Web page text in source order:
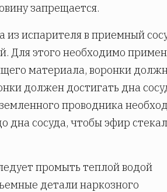
запрещается.
из испарителя в приемный
Для этого необходимо
материала, воронки
должен достигать дна
проводника
дна сосуда, чтобы эфир
промыть теплой водой
детали наркозного